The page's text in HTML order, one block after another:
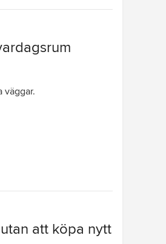
väggar.
att köpa nytt